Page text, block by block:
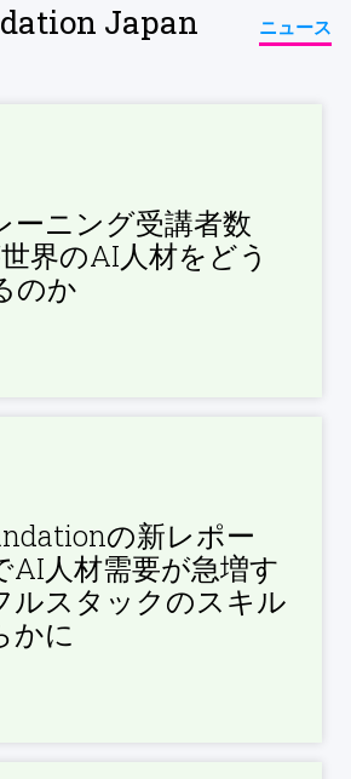
Japan
ニュース
ーニング受講者数
界のAI人材をどう
のか
の新レポー
AI人材需要が急増す
ルスタックのスキル
かに